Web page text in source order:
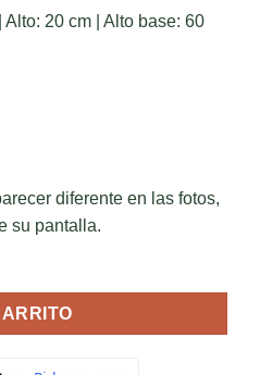
20 cm | Alto base: 60
diferente en las fotos,
su pantalla.